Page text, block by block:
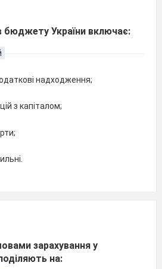
бюджету України включає:
надходження;
з капіталом;
зарахування у
на: